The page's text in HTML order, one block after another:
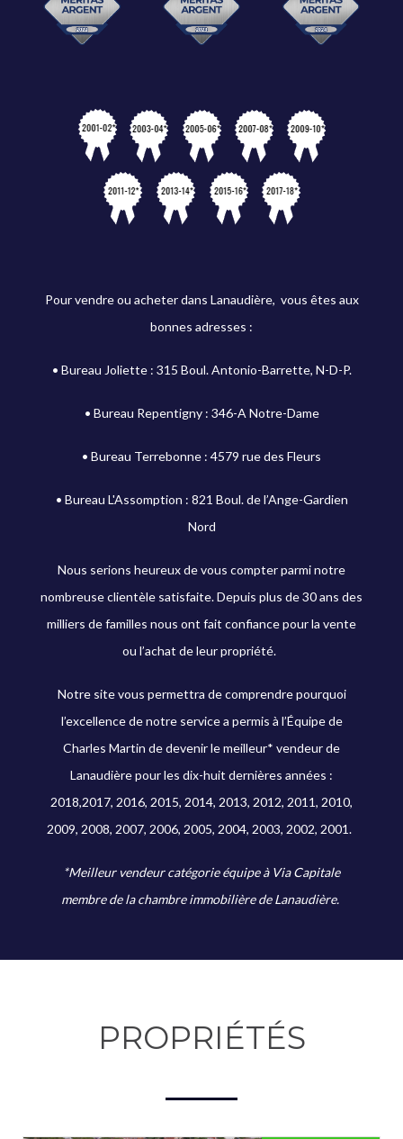
Pour vendre ou acheter dans Lanaudière, vous êtes aux
bonnes adresses :
• Bureau Joliette : 315 Boul. Antonio-Barrette, N-D-P.
• Bureau Repentigny : 346-A Notre-Dame
• Bureau Terrebonne : 4579 rue des Fleurs
• Bureau L'Assomption : 821 Boul. de l’Ange-Gardien
Nord
Nous serions heureux de vous compter parmi notre
nombreuse clientèle satisfaite. Depuis plus de 30 ans des
milliers de familles nous ont fait confiance pour la vente
ou l’achat de leur propriété.
Notre site vous permettra de comprendre pourquoi
l’excellence de notre service a permis à l’Équipe de
Charles Martin de devenir le meilleur* vendeur de
Lanaudière pour les dix-huit dernières années :
2018,2017, 2016, 2015, 2014, 2013, 2012, 2011, 2010,
2009, 2008, 2007, 2006, 2005, 2004, 2003, 2002, 2001.
*Meilleur vendeur catégorie équipe à Via Capitale
membre de la chambre immobilière de Lanaudière.
PROPRIÉTÉS